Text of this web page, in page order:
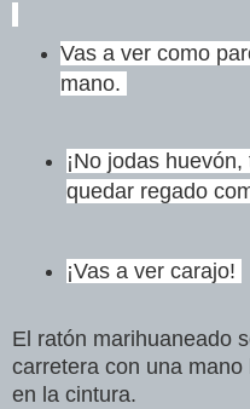
Vas a ver como
mano.
¡No jodas
quedar regado
¡Vas a ver carajo!
El ratón marihuaneado
carretera con una mano
en la cintura.